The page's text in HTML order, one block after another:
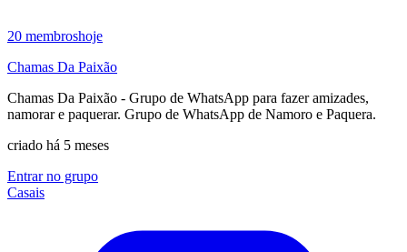
20 membroshoje
Chamas Da Paixão
Chamas Da Paixão - Grupo de WhatsApp para fazer amizades,
namorar e paquerar. Grupo de WhatsApp de Namoro e Paquera.
criado há 5 meses
Entrar no grupo
Casais